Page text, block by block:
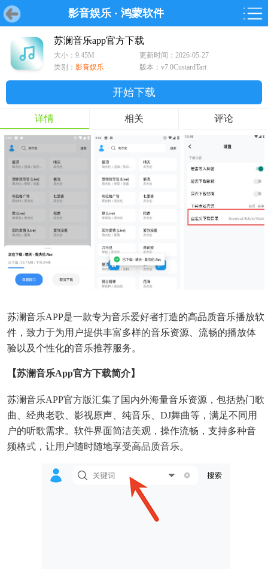
影音娱乐 · 鸿蒙软件
首页 游戏 软件 鸿蒙游戏
游戏 软件 鸿蒙
游戏
鸿蒙
软件
专题
苏澜音乐app官方下载
大小：9.45M
更新时间：2026-05-27
类别： 影音娱乐 版本：v7.0CustardTart
开始下载
详情 相关 评论
苏澜音乐APP是一款专为音乐爱好者打造的高品质音乐播放软
件，致力于为用户提供丰富多样的音乐资源、流畅的播放体
验以及个性化的音乐推荐服务。
【苏澜音乐app官方下载简介】
苏澜音乐APP官方版汇集了国内外海量音乐资源，包括热门歌
曲、经典老歌、影视原声、纯音乐、DJ舞曲等，满足不同用
户的听歌需求。软件界面简洁美观，操作流畅，支持多种音
频格式，让用户随时随地享受高品质音乐。